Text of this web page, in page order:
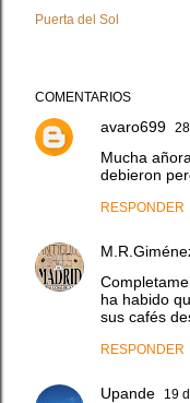
Puerta del Sol
COMENTARIOS
avaro699
Mucha
debieron
RESPONDER
ha habido
sus cafés
RESPONDER
Upande 19